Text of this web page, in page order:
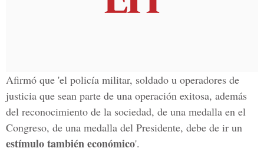
Afirmó que 'el policía militar, soldado u operadores de
justicia que sean parte de una operación exitosa, además
del reconocimiento de la sociedad, de una medalla en el
Congreso, de una medalla del Presidente, debe de ir un
estímulo también económico'.